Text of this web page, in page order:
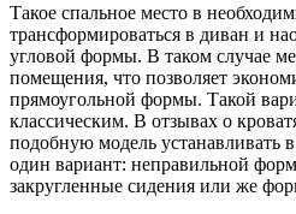
Такое спальное место в
трансформироваться в диван и
угловой формы. В таком случае
помещения, что позволяет
прямоугольной формы. Такой
классическим. В отзывах о
подобную модель устанавливать
один вариант: неправильной
закругленные сидения или же